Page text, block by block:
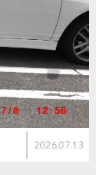
2026.07.13